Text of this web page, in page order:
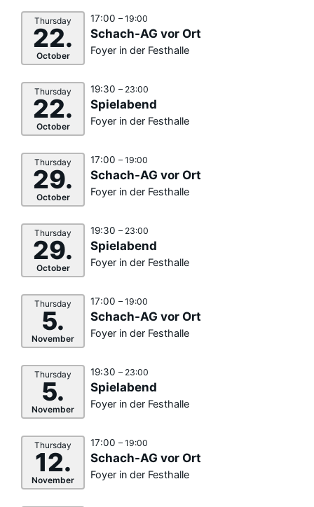
Thursday
22.
October
17:00 – 19:00
Schach-AG vor Ort
Foyer in der Festhalle
Thursday
22.
October
19:30 – 23:00
Spielabend
Foyer in der Festhalle
Thursday
29.
October
17:00 – 19:00
Schach-AG vor Ort
Foyer in der Festhalle
Thursday
29.
October
19:30 – 23:00
Spielabend
Foyer in der Festhalle
Thursday
5.
November
17:00 – 19:00
Schach-AG vor Ort
Foyer in der Festhalle
Thursday
5.
November
19:30 – 23:00
Spielabend
Foyer in der Festhalle
Thursday
12.
November
17:00 – 19:00
Schach-AG vor Ort
Foyer in der Festhalle